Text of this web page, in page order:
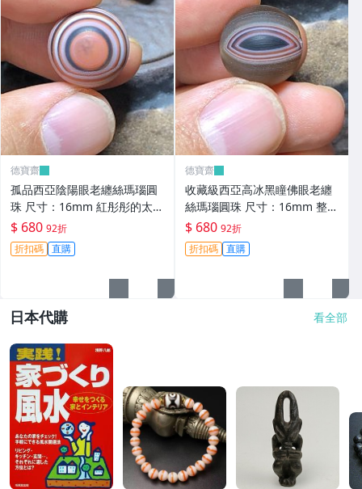
德寶齋
孤品西亞陰陽眼老纏絲瑪瑙圓
珠 尺寸：16mm 紅彤彤的太陽
眼黑瞳天眼，呈現陰 天珠 瑪瑙
古玩 二手【德寶齋】6343
$ 680 92折
折扣碼 直購
德寶齋
收藏級西亞高冰黑瞳佛眼老纏
絲瑪瑙圓珠 尺寸：16mm 整顆
珠子通體高冰，只有 天珠 瑪瑙
古玩 二手【德寶齋】6344
$ 680 92折
折扣碼 直購
日本代購 看全部